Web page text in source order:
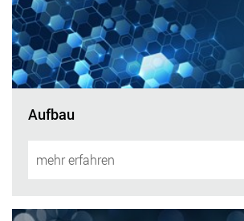
Aufbau
mehr erfahren